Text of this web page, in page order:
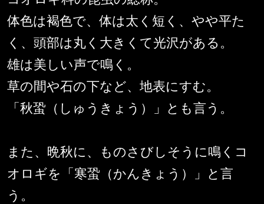
体色は褐色で、体は太く短く、やや平た
く、頭部は丸く大きくて光沢がある。
雄は美しい声で鳴く。
草の間や石の下など、地表にすむ。
「秋蛩（しゅうきょう）」とも言う。
また、晩秋に、ものさびしそうに鳴くコ
オロギを「寒蛩（かんきょう）」と言
う。